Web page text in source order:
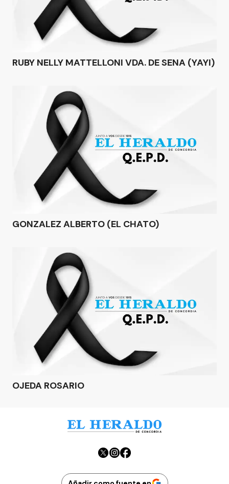
RUBY NELLY MATTELLONI VDA. DE SENA (YAYI)
GONZALEZ ALBERTO (EL CHATO)
OJEDA ROSARIO